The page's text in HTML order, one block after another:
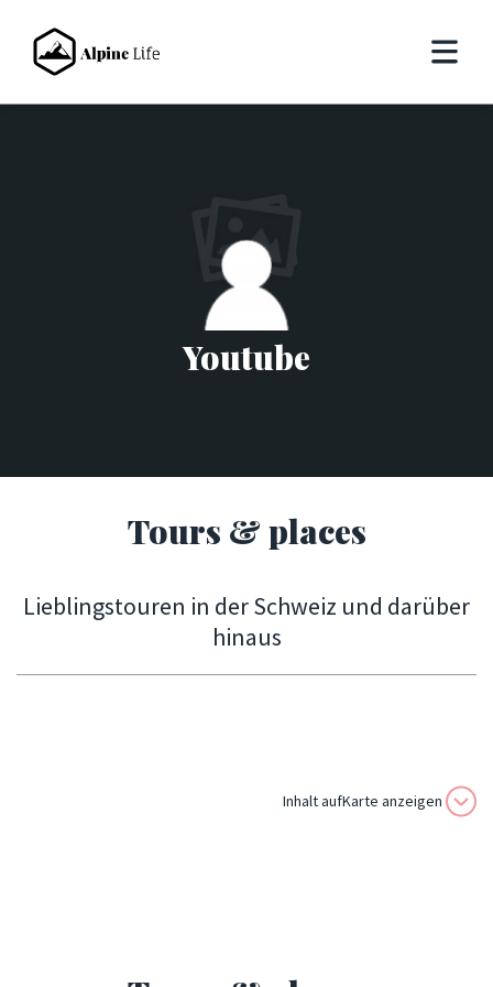
Youtube
Tours & places
Lieblingstouren in der Schweiz und darüber
hinaus
Inhalt aufKarte anzeigen